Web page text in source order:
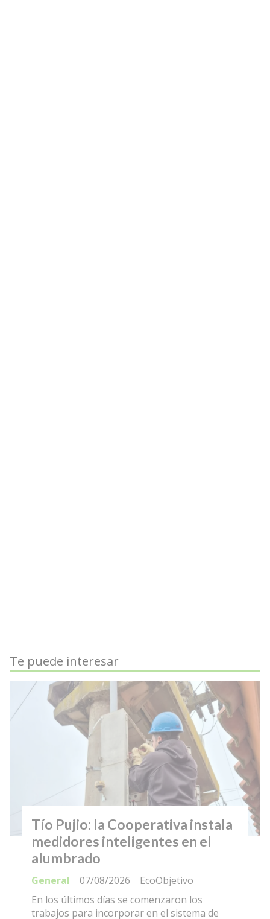
Te puede interesar
Tío Pujio: la Cooperativa instala
medidores inteligentes en el
alumbrado
EcoObjetivo
General
07/08/2026
En los últimos días se comenzaron los
trabajos para incorporar en el sistema de